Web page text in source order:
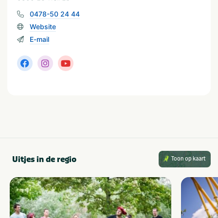
Geschikt voor kinderen
0478-50 24 44
Website
E-mail
Uitjes in de regio Toon op kaart